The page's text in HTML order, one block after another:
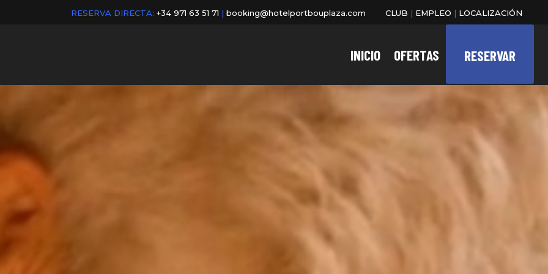
RESERVA DIRECTA: +34 971 63 51 71 | booking@hotelportbouplaza.com CLUB | EMPLEO | LOCALIZACIÓN
INICIO OFERTAS RESERVAR